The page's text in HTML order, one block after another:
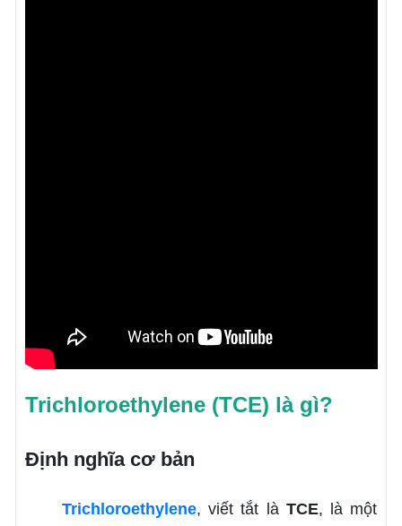
Trichloroethylene (TCE) là gì?
Định nghĩa cơ bản
Trichloroethylene, viết tắt là TCE, là một